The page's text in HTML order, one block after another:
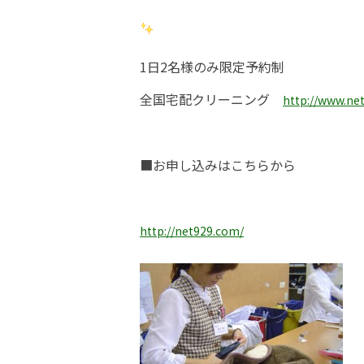
1日2名様のみ限定予約制
全国宅配クリーニング
http://
■お申し込みはこちらから
http://net929.com/